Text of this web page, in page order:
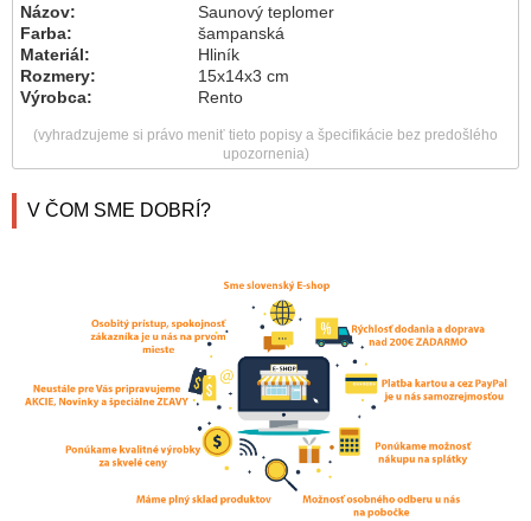
Názov:
Saunový teplomer
Farba:
šampanská
Materiál:
Hliník
Rozmery:
15x14x3 cm
Výrobca:
Rento
(vyhradzujeme si právo meniť tieto popisy a špecifikácie bez predošlého
upozornenia)
V ČOM SME DOBRÍ?